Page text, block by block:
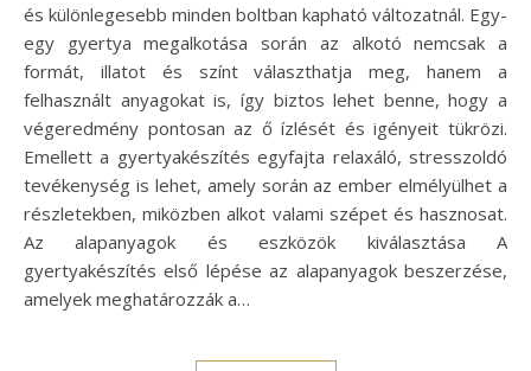
és különlegesebb minden boltban kapható változatnál. Egy-
egy gyertya megalkotása során az alkotó nemcsak a
formát, illatot és színt választhatja meg, hanem a
felhasznált anyagokat is, így biztos lehet benne, hogy a
végeredmény pontosan az ő ízlését és igényeit tükrözi.
Emellett a gyertyakészítés egyfajta relaxáló, stresszoldó
tevékenység is lehet, amely során az ember elmélyülhet a
részletekben, miközben alkot valami szépet és hasznosat.
Az alapanyagok és eszközök kiválasztása A
gyertyakészítés első lépése az alapanyagok beszerzése,
amelyek meghatározzák a…